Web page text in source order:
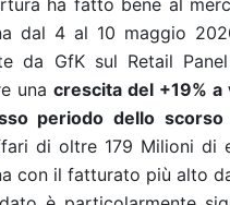
ha fatto bene al
dal 4 al 10 maggio
da GfK sul Retail
una crescita del +19%
periodo dello scorso
di oltre 179 Milioni di
con il fatturato più alto